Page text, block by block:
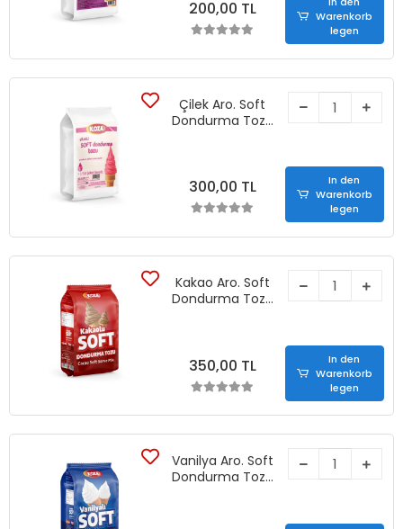
200,00 TL
Warenkorb
legen
Çilek Aro. Soft
Dondurma Tozu
300,00 TL
In den
Warenkorb
legen
Kakao Aro. Soft
Dondurma Tozu
350,00 TL
In den
Warenkorb
legen
Vanilya Aro. Soft
Dondurma Tozu